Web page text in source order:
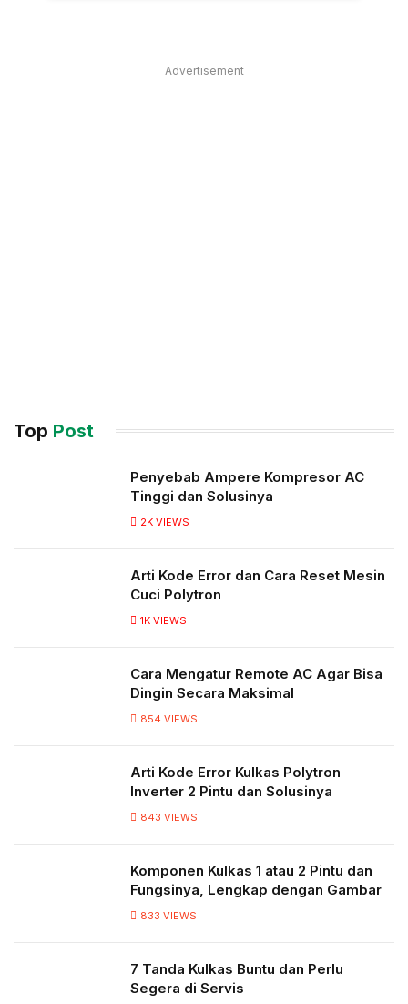
Advertisement
Top Post
Penyebab Ampere Kompresor AC
Tinggi dan Solusinya
2K VIEWS
Arti Kode Error dan Cara Reset Mesin
Cuci Polytron
1K VIEWS
Cara Mengatur Remote AC Agar Bisa
Dingin Secara Maksimal
854 VIEWS
Arti Kode Error Kulkas Polytron
Inverter 2 Pintu dan Solusinya
843 VIEWS
Komponen Kulkas 1 atau 2 Pintu dan
Fungsinya, Lengkap dengan Gambar
833 VIEWS
7 Tanda Kulkas Buntu dan Perlu
Segera di Servis